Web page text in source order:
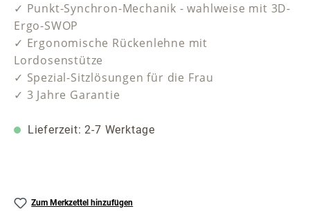
✓ Punkt-Synchron-Mechanik - wahlweise mit 3D-
Ergo-SWOP
✓ Ergonomische Rückenlehne mit
Lordosenstütze
✓ Spezial-Sitzlösungen für die Frau
✓ 3 Jahre Garantie
Lieferzeit: 2-7 Werktage
Zum Merkzettel hinzufügen